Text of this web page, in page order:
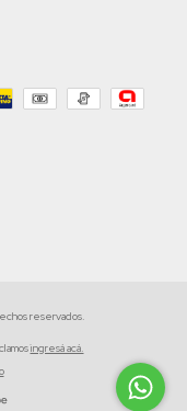
reservados.
ingresá acá.